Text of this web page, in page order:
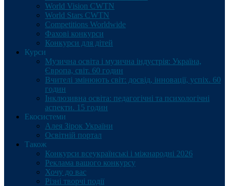
World Vision CWTN
World Stars CWTN
Competitions Worldwide
Фахові конкурси
Конкурси для дітей
Курси
Музична освіта і музична індустрія: Україна,
Європа, світ. 60 годин
Вчителі змінюють світ: досвід, інновації, успіх. 60
годин
Інклюзивна освіта: педагогічні та психологічні
аспекти. 15 годин
Екосистеми
Алея Зірок України
Освітній портал
Також
Конкурси всеукраїнські і міжнародні 2026
Реклама вашого конкурсу
Хочу до вас
Різні творчі події